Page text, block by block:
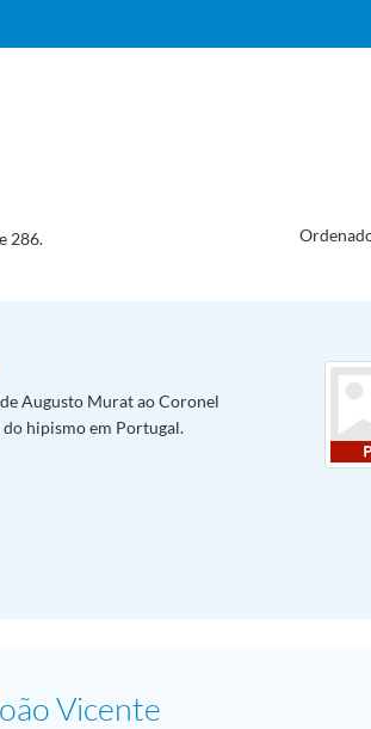
286.
Augusto Murat ao Coronel
do hipismo em Portugal.
Vicente